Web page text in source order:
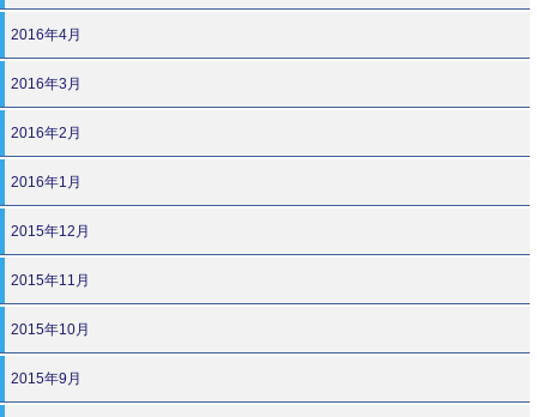
2016年4月
2016年3月
2016年2月
2016年1月
2015年12月
2015年11月
2015年10月
2015年9月